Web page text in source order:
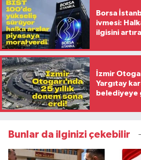
Borsa
ivmesi:
ilgisini
İzmir
Yargıtay
belediyeye
Bunlar da ilginizi çekebilir